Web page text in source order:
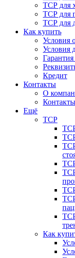
ТСР для
ТСР для
ТСР для
Как купить
Условия
Условия
Кредит
Контакты
О
Контакты
Ещё
ТСР
Как